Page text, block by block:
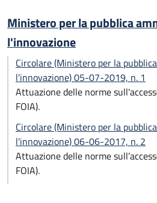
Ministero per la pubblica
l'innovazione
Circolare (Ministero per la
l'innovazione) 05-07-2019, n. 1
Attuazione delle norme
FOIA).
Circolare (Ministero per la
l'innovazione) 06-06-2017, n. 2
Attuazione delle norme
FOIA).